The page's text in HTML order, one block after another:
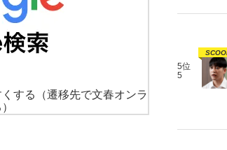
する
（遷移先で文春オンラ
5位
5